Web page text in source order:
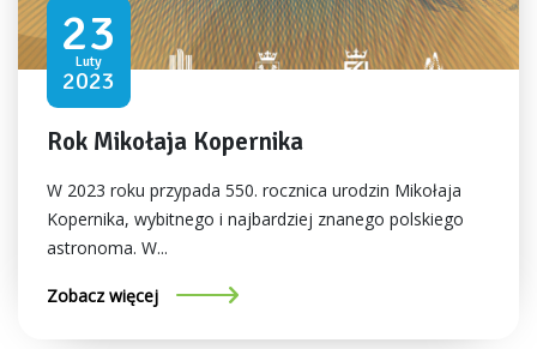
23
Luty
2023
Rok Mikołaja Kopernika
W 2023 roku przypada 550. rocznica urodzin Mikołaja
Kopernika, wybitnego i najbardziej znanego polskiego
astronoma. W...
Zobacz więcej